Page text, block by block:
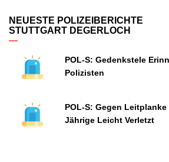
NEUESTE POLIZEIBERICHTE
STUTTGART DEGERLOCH
POL-S: Gedenkstele
Polizisten
POL-S: Gegen
Jährige Leicht Verletzt